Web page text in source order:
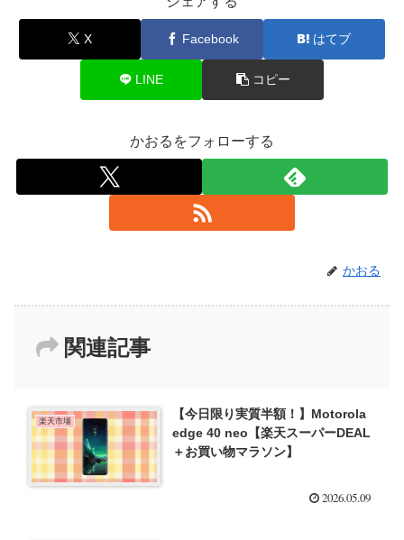
X Facebook はてブ
LINE コピー
かおるをフォローする
かおる
関連記事
楽天市場
【今日限り実質半額！】Motorola
edge 40 neo【楽天スーパーDEAL
＋お買い物マラソン】
2026.05.09